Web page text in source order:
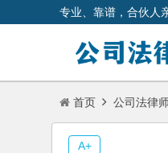
专业、靠谱，合伙人
首页 公司法律
A+